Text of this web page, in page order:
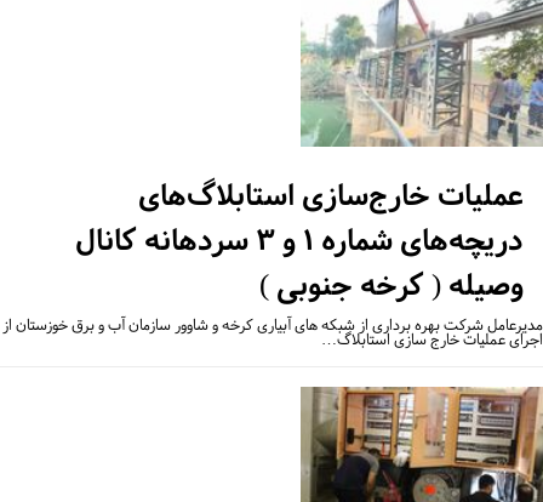
عملیات خارج‌سازی استابلاگ‌های
دریچه‌های شماره ۱ و ۳ سردهانه کانال
وصیله ( کرخه جنوبی )
شرکت بهره برداری از شبکه های آبیاری کرخه و شاوور سازمان آب و برق خوزستان از
عملیات خارج سازی استابلاگ…